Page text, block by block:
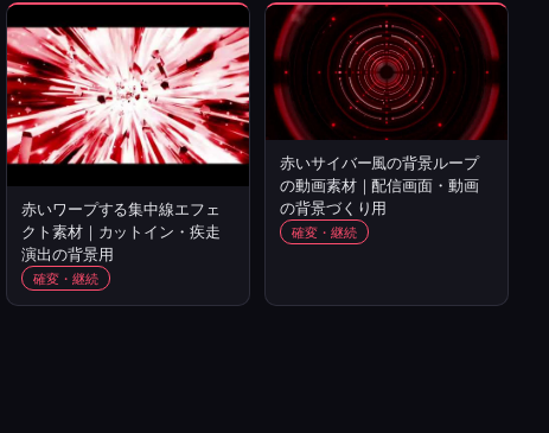
赤いワープする集中線エフェ
クト素材｜カットイン・疾走
演出の背景用
確変・継続
赤いサイバー風の背景ループ
の動画素材｜配信画面・動画
の背景づくり用
確変・継続